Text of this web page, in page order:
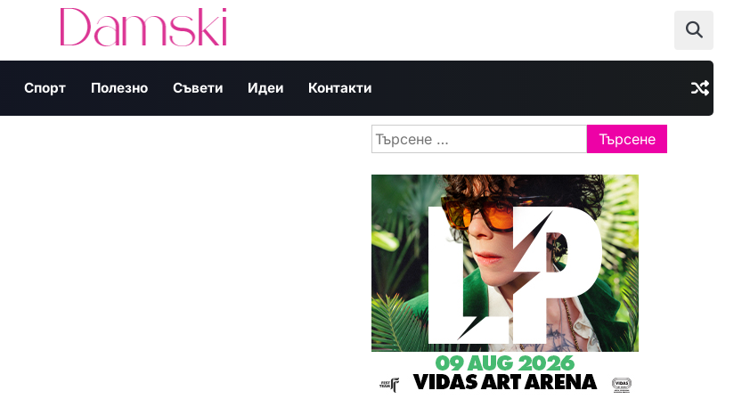
Спорт Полезно Съвети Идеи Контакти
Търсене
за: